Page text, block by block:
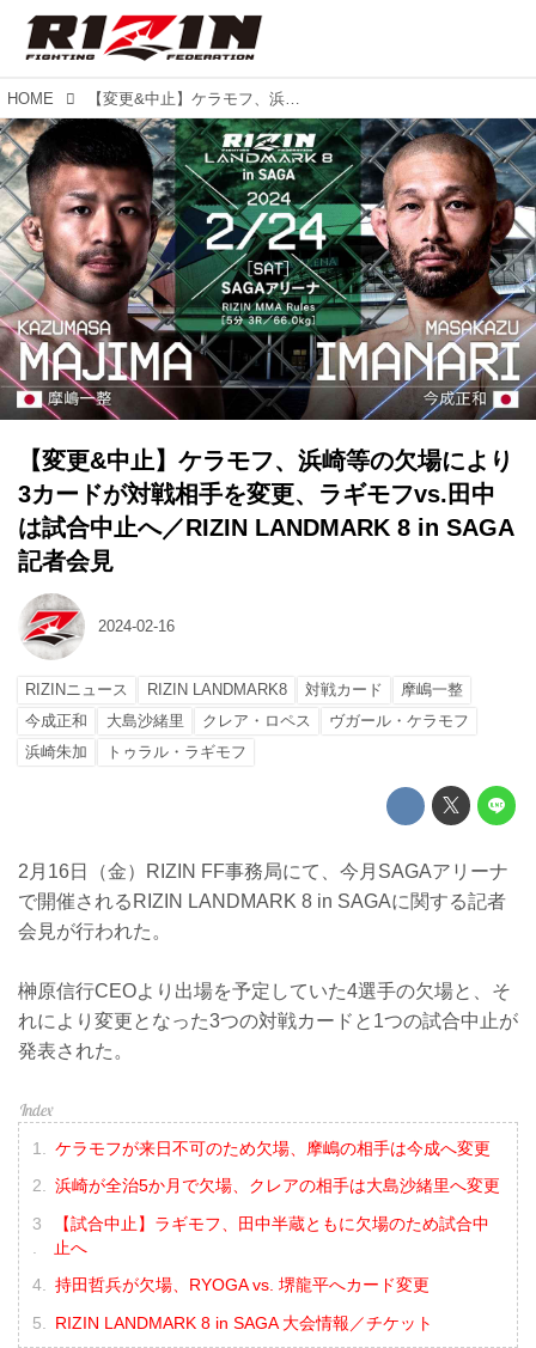
HOME 【変更&中止】ケラモフ、浜崎等の欠場により3カードが対戦相手を変更、ラギモフvs.田中は試合中止へ／RIZIN LANDMARK 8 in SAGA 記者会見
【変更&中止】ケラモフ、浜崎等の欠場により
3カードが対戦相手を変更、ラギモフvs.田中
は試合中止へ／RIZIN LANDMARK 8 in SAGA
記者会見
2024-02-16
RIZINニュース RIZIN LANDMARK8 対戦カード
摩嶋一整
今成正和
大島沙緒里 クレア・ロペス
ヴガール・ケラモフ
浜崎朱加
トゥラル・ラギモフ
2月16日（金）RIZIN FF事務局にて、今月SAGAアリーナ
で開催されるRIZIN LANDMARK 8 in SAGAに関する記者
会見が行われた。
榊原信行CEOより出場を予定していた4選手の欠場と、そ
れにより変更となった3つの対戦カードと1つの試合中止が
発表された。
ケラモフが来日不可のため欠場、摩嶋の相手は今成へ変更
浜崎が全治5か月で欠場、クレアの相手は大島沙緒里へ変更
【試合中止】ラギモフ、田中半蔵ともに欠場のため試合中
止へ
持田哲兵が欠場、RYOGA vs. 堺龍平へカード変更
RIZIN LANDMARK 8 in SAGA 大会情報／チケット